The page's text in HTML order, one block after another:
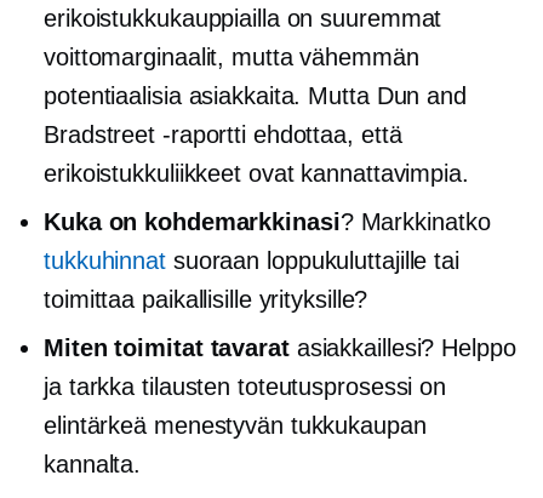
erikoistukkukauppiailla on suuremmat
voittomarginaalit, mutta vähemmän
potentiaalisia asiakkaita. Mutta Dun and
Bradstreet -raportti ehdottaa, että
erikoistukkuliikkeet ovat kannattavimpia.
Kuka on kohdemarkkinasi? Markkinatko
tukkuhinnatsuoraan loppukuluttajille tai
toimittaa paikallisille yrityksille?
Miten toimitat tavaratasiakkaillesi? Helppo
ja tarkka tilausten toteutusprosessi on
elintärkeä menestyvän tukkukaupan
kannalta.